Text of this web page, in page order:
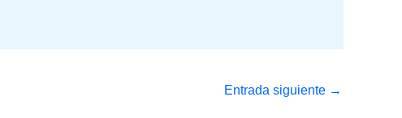
Entrada siguiente →